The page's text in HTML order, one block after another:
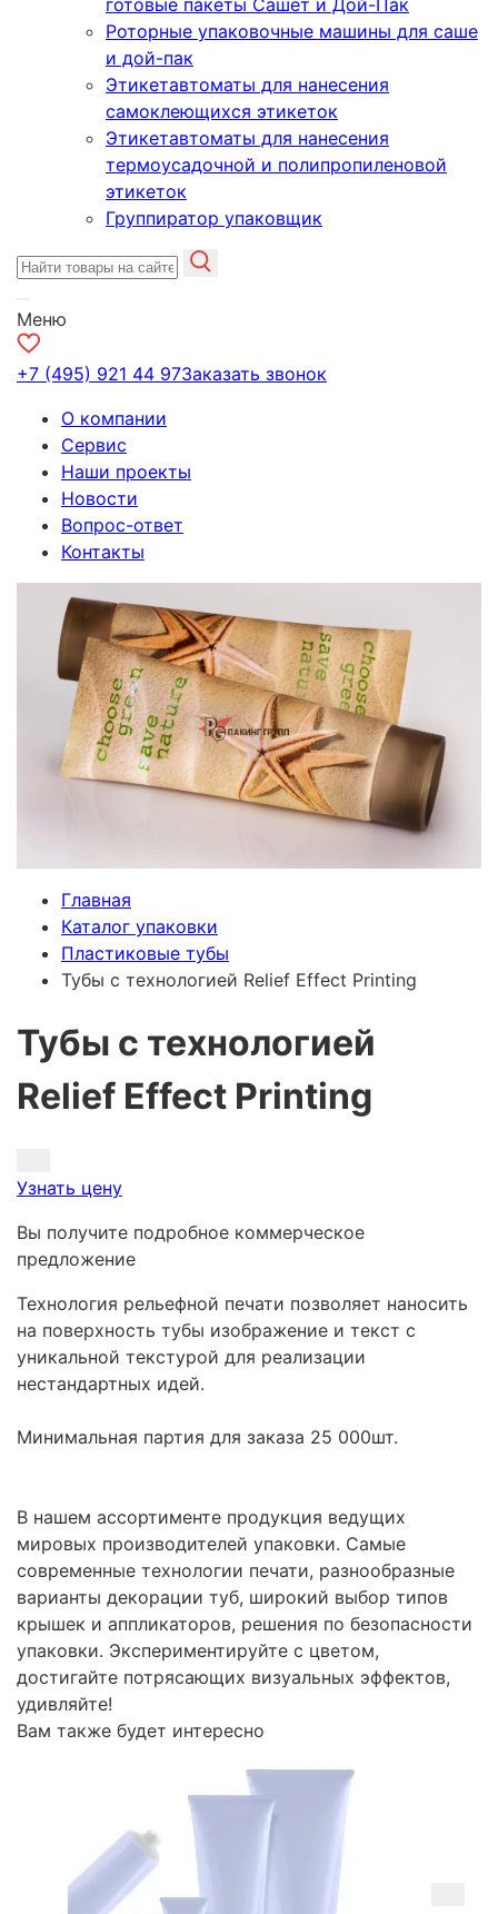
готовые пакеты Сашет и Дой-Пак
Роторные упаковочные машины для саше
и дой-пак
Этикетавтоматы для нанесения
самоклеющихся этикеток
Этикетавтоматы для нанесения
термоусадочной и полипропиленовой
этикеток
Группиратор упаковщик
Меню
+7 (495) 921 44 97Заказать звонок
О компании
Сервис
Наши проекты
Новости
Вопрос-ответ
Контакты
Главная
Каталог упаковки
Пластиковые тубы
Тубы с технологией Relief Effect Printing
Тубы с технологией
Relief Effect Printing
Узнать цену
Вы получите подробное коммерческое
предложение
Технология рельефной печати позволяет наносить
на поверхность тубы изображение и текст с
уникальной текстурой для реализации
нестандартных идей.
Минимальная партия для заказа 25 000шт.
В нашем ассортименте продукция ведущих
мировых производителей упаковки. Самые
современные технологии печати, разнообразные
варианты декорации туб, широкий выбор типов
крышек и аппликаторов, решения по безопасности
упаковки. Экспериментируйте с цветом,
достигайте потрясающих визуальных эффектов,
удивляйте!
Вам также будет интересно